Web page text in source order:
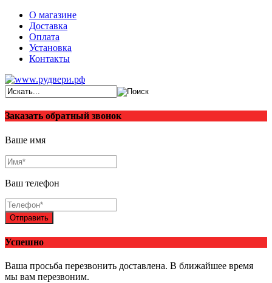
О магазине
Доставка
Оплата
Установка
Контакты
Заказать обратный звонок
Ваше имя
Ваш телефон
Отправить
Успешно
Ваша просьба перезвонить доставлена. В ближайшее время
мы вам перезвоним.